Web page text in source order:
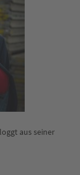
aus seiner